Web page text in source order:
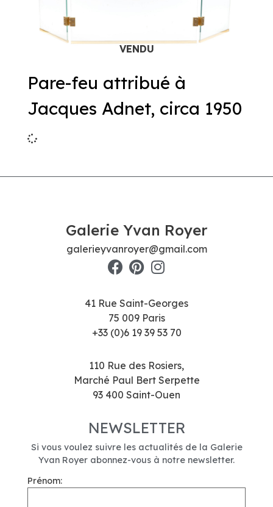
Pare-feu attribué à
Jacques Adnet, circa 1950
Galerie Yvan Royer
galerieyvanroyer@gmail.com
41 Rue Saint-Georges
75 009 Paris
+33 (0)6 19 39 53 70
110 Rue des Rosiers,
Marché Paul Bert Serpette
93 400 Saint-Ouen
NEWSLETTER
Si vous voulez suivre les actualités de la Galerie
Yvan Royer abonnez-vous à notre newsletter.
Prénom: